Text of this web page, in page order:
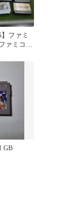
ファミ
ァミコン
GB